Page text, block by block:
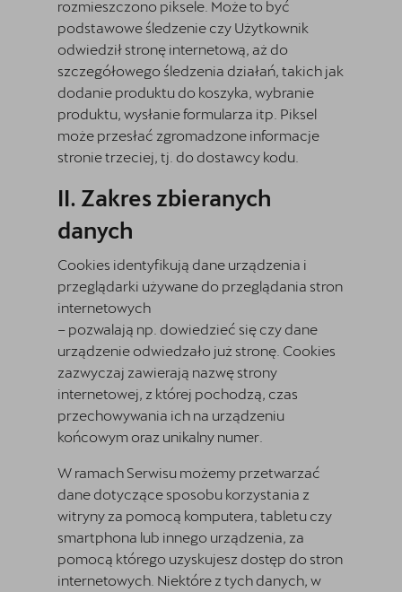
rozmieszczono piksele. Może to być
podstawowe śledzenie czy Użytkownik
odwiedził stronę internetową, aż do
szczegółowego śledzenia działań, takich jak
dodanie produktu do koszyka, wybranie
produktu, wysłanie formularza itp. Piksel
może przesłać zgromadzone informacje
stronie trzeciej, tj. do dostawcy kodu.
Zakres zbieranych
danych
Cookies identyfikują dane urządzenia i
przeglądarki używane do przeglądania stron
internetowych
– pozwalają np. dowiedzieć się czy dane
urządzenie odwiedzało już stronę. Cookies
zazwyczaj zawierają nazwę strony
internetowej, z której pochodzą, czas
przechowywania ich na urządzeniu
końcowym oraz unikalny numer.
W ramach Serwisu możemy przetwarzać
dane dotyczące sposobu korzystania z
witryny za pomocą komputera, tabletu czy
smartphona lub innego urządzenia, za
pomocą którego uzyskujesz dostęp do stron
internetowych. Niektóre z tych danych, w